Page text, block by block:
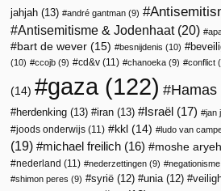
jahjah (13) andré gantman (9)
Antisemitisme & Jodenhaat(20)
bart de wever (15) besnijdenis (10)
(10)
ccojb (9) cd&v (11) chanoeka (9) conflict
(14) gaza (122) Hamas
herdenking (13) iran (13) Israël (17) jan
joods onderwijs (11) kkl (14) ludo van
(19)
michael freilich (16) moshe
nederland (11) nederzettingen (9) negationisme
shimon peres (9) syrië (12) unia (12)